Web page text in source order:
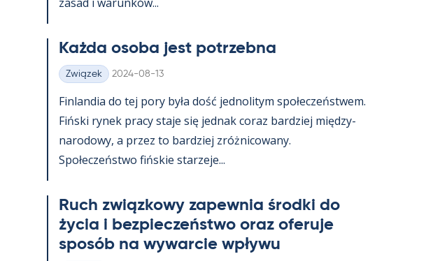
Każda osoba jest potrzebna
Kategorie
Związek Kirjoitettu
2024-08-13
Fin­lan­dia do tej pory była dość jed­no­li­tym społeczeństwem.
Fiński ry­nek pracy staje się jed­nak co­raz bardziej między­
na­ro­dowy, a przez to bardziej zróż­nicowany.
Społeczeństwo fińs­kie starzeje...
Ruch związ­kowy za­pew­nia środki do
życia i bez­pieczeństwo oraz ofe­ruje
sposób na wywarcie wpływu